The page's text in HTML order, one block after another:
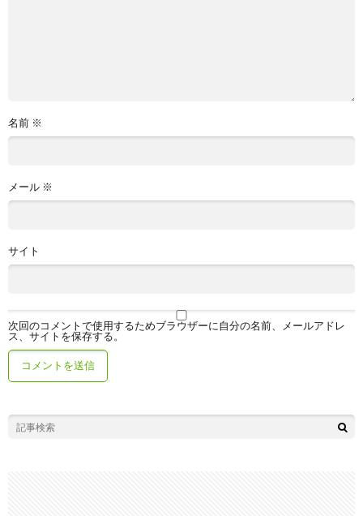
名前 ※
メール ※
サイト
次回のコメントで使用するためブラウザーに自分の名前、メールアドレ
ス、サイトを保存する。